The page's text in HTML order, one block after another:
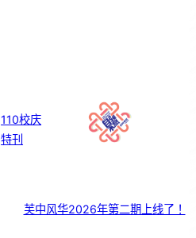
110校庆
特刊
芙中风华2026年第二期上线了！